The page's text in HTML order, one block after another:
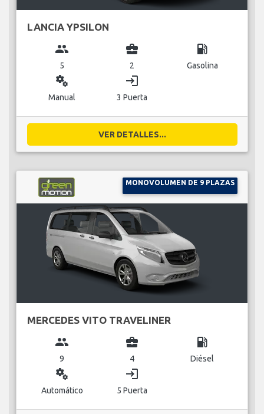
LANCIA YPSILON
group
5
business_center
2
local_gas_station
Gasolina
miscellaneous_services
Manual
login
3 Puerta
VER DETALLES...
MONOVOLUMEN DE 9 PLAZAS
MERCEDES VITO TRAVELINER
group
9
business_center
4
local_gas_station
Diésel
miscellaneous_services
Automático
login
5 Puerta